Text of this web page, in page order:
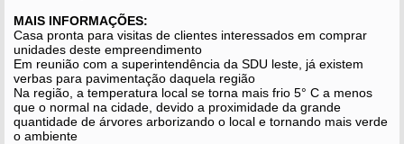
MAIS INFORMAÇÕES:
Casa pronta para visitas de clientes interessados em comprar
unidades deste empreendimento
Em reunião com a superintendência da SDU leste, já existem
verbas para pavimentação daquela região
Na região, a temperatura local se torna mais frio 5° C a menos
que o normal na cidade, devido a proximidade da grande
quantidade de árvores arborizando o local e tornando mais verde
o ambiente